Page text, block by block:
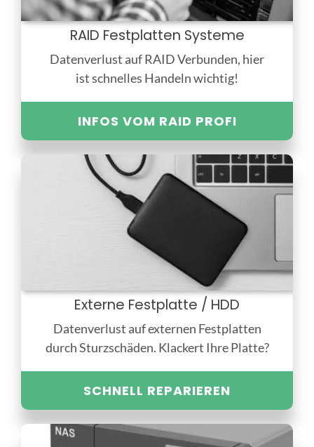
RAID Festplatten Systeme
Datenverlust auf RAID Verbunden, hier
ist schnelles Handeln wichtig!
INFOS VOM RAID PROFI
Externe Festplatte / HDD
Datenverlust auf externen Festplatten
durch Sturzschäden. Klackert Ihre Platte?
SCHNELL REPARIEREN